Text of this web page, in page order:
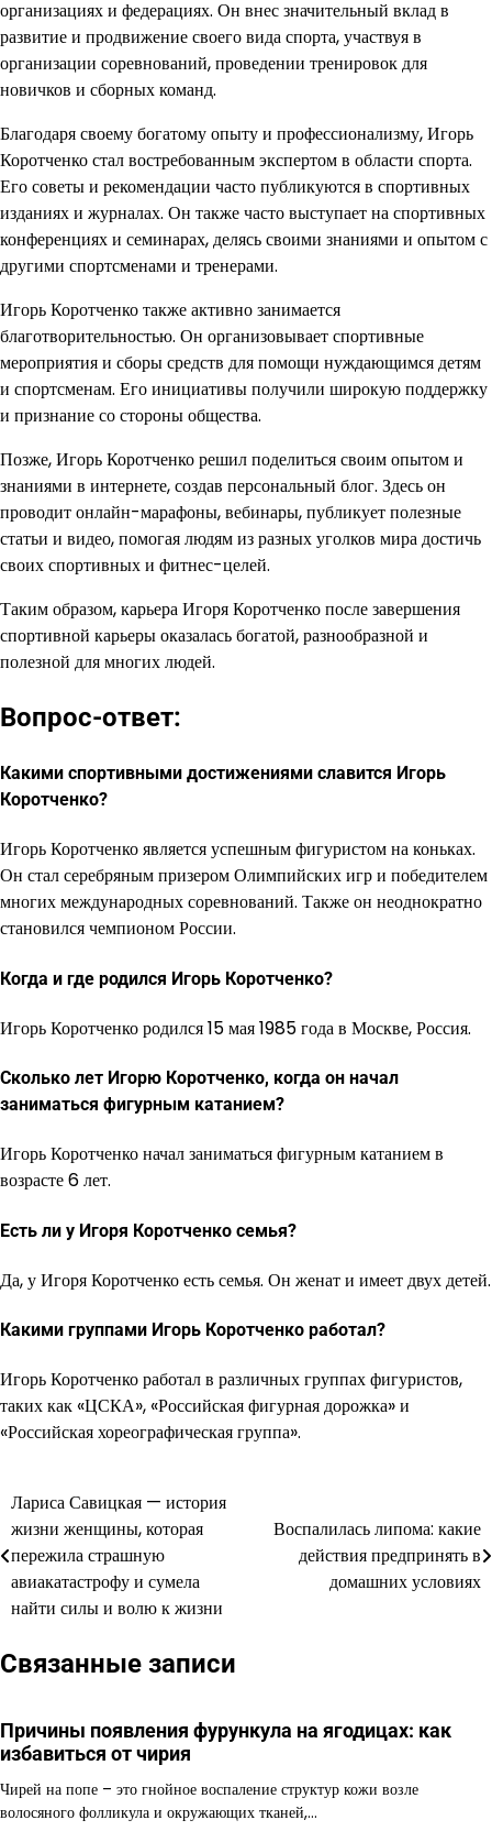
организациях и федерациях. Он внес значительный вклад в
развитие и продвижение своего вида спорта, участвуя в
организации соревнований, проведении тренировок для
новичков и сборных команд.
Благодаря своему богатому опыту и профессионализму, Игорь
Коротченко стал востребованным экспертом в области спорта.
Его советы и рекомендации часто публикуются в спортивных
изданиях и журналах. Он также часто выступает на спортивных
конференциях и семинарах, делясь своими знаниями и опытом с
другими спортсменами и тренерами.
Игорь Коротченко также активно занимается
благотворительностью. Он организовывает спортивные
мероприятия и сборы средств для помощи нуждающимся детям
и спортсменам. Его инициативы получили широкую поддержку
и признание со стороны общества.
Позже, Игорь Коротченко решил поделиться своим опытом и
знаниями в интернете, создав персональный блог. Здесь он
проводит онлайн-марафоны, вебинары, публикует полезные
статьи и видео, помогая людям из разных уголков мира достичь
своих спортивных и фитнес-целей.
Таким образом, карьера Игоря Коротченко после завершения
спортивной карьеры оказалась богатой, разнообразной и
полезной для многих людей.
Вопрос-ответ:
Какими спортивными достижениями славится Игорь
Коротченко?
Игорь Коротченко является успешным фигуристом на коньках.
Он стал серебряным призером Олимпийских игр и победителем
многих международных соревнований. Также он неоднократно
становился чемпионом России.
Когда и где родился Игорь Коротченко?
Игорь Коротченко родился 15 мая 1985 года в Москве, Россия.
Сколько лет Игорю Коротченко, когда он начал
заниматься фигурным катанием?
Игорь Коротченко начал заниматься фигурным катанием в
возрасте 6 лет.
Есть ли у Игоря Коротченко семья?
Да, у Игоря Коротченко есть семья. Он женат и имеет двух детей.
Какими группами Игорь Коротченко работал?
Игорь Коротченко работал в различных группах фигуристов,
таких как «ЦСКА», «Российская фигурная дорожка» и
«Российская хореографическая группа».
Навигация
по
записям
Лариса Савицкая — история
жизни женщины, которая
пережила страшную
авиакатастрофу и сумела
найти силы и волю к жизни
Воспалилась липома: какие
действия предпринять в
домашних условиях
Связанные записи
Причины появления фурункула на ягодицах: как
избавиться от чирия
Чирей на попе – это гнойное воспаление структур кожи возле
волосяного фолликула и окружающих тканей,…